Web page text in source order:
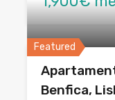
Featured
Benfica,